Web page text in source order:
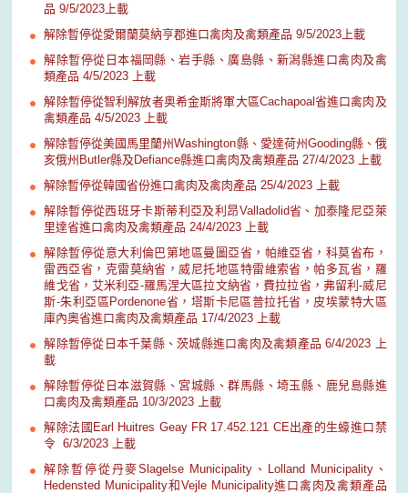
品 9/5/2023上載
解除暫停從愛爾蘭莫納亨郡進口禽肉及禽類產品 9/5/2023上載
解除暫停從日本福岡縣、岩手縣、廣島縣、新潟縣進口禽肉及禽
類產品 4/5/2023 上載
解除暫停從智利解放者奥希金斯將軍大區Cachapoal省進口禽肉及
禽類產品 4/5/2023 上載
解除暫停從美國馬里蘭州Washington縣、愛達荷州Gooding縣、俄
亥俄州Butler縣及Defiance縣進口禽肉及禽類產品 27/4/2023 上載
解除暫停從韓國省份進口禽肉及禽肉產品 25/4/2023 上載
解除暫停從西班牙卡斯蒂利亞及利昂Valladolid省、加泰隆尼亞萊
里達省進口禽肉及禽類產品 24/4/2023 上載
解除暫停從意大利倫巴第地區曼圖亞省，帕維亞省，科莫省布，
雷西亞省，克雷莫納省，威尼托地區特雷維索省，帕多瓦省，羅
維戈省，艾米利亞-羅馬涅大區拉文納省，費拉拉省，弗留利-威尼
斯-朱利亞區Pordenone省，塔斯卡尼區普拉托省，皮埃蒙特大區
庫內奧省進口禽肉及禽類產品 17/4/2023 上載
解除暫停從日本千葉縣、茨城縣進口禽肉及禽類產品 6/4/2023 上
載
解除暫停從日本滋賀縣、宮城縣、群馬縣、埼玉縣、鹿兒島縣進
口禽肉及禽類產品 10/3/2023 上載
解除法國Earl Huitres Geay FR 17.452.121 CE出產的生蠔進口禁
令 6/3/2023 上載
解除暫停從丹麥Slagelse Municipality、Lolland Municipality、
Hedensted Municipality和Vejle Municipality進口禽肉及禽類產品